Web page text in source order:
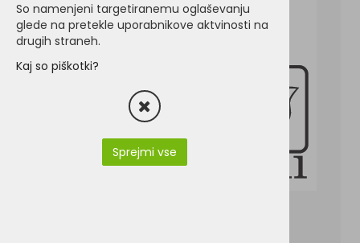
So namenjeni targetiranemu oglaševanju
glede na pretekle uporabnikove aktvinosti na
drugih straneh.
Kaj so piškotki?
Sprejmi vse